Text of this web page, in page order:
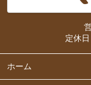
定休日
ホーム